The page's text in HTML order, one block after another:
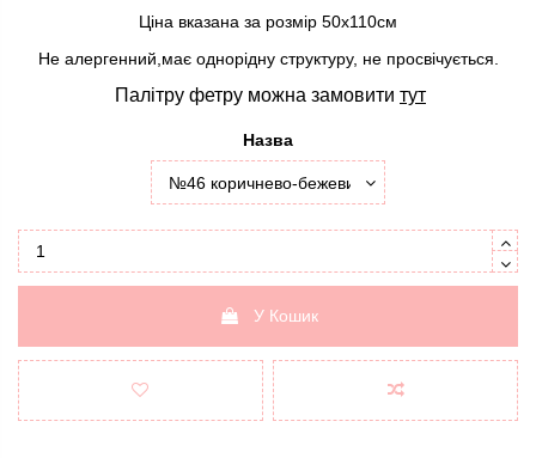
Ціна вказана за розмір 50х110см
Не алергенний,має однорідну структуру, не просвічується.
Палітру фетру можна замовити тут
Назва
У Кошик